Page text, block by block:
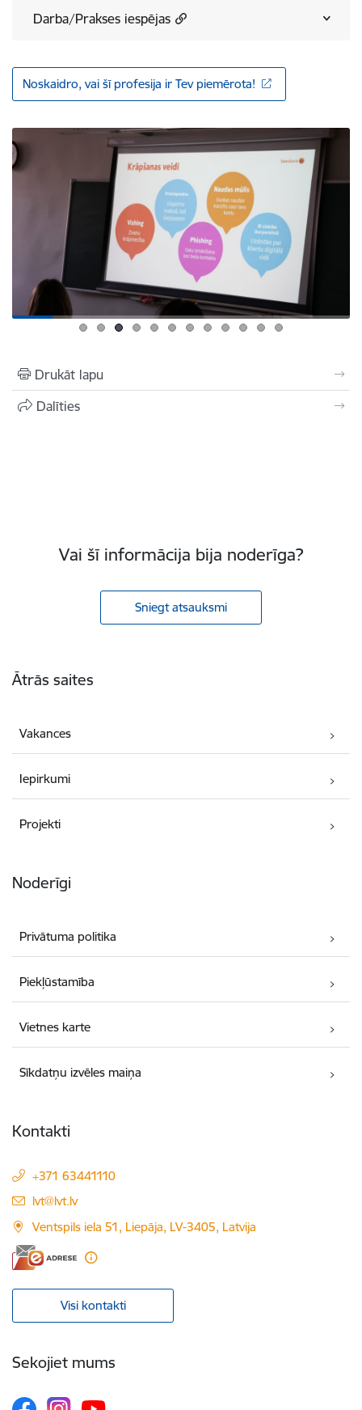
Darba/Prakses iespējas
Noskaidro, vai šī profesija ir Tev piemērota!
Drukāt lapu
Dalīties
Vai šī informācija bija noderīga?
Sniegt atsauksmi
Ātrās saites
Vakances
Iepirkumi
Projekti
Noderīgi
Privātuma politika
Piekļūstamība
Vietnes karte
Sīkdatņu izvēles maiņa
Kontakti
+371 63441110
E-pasts:
lvt@lvt.lv
Ventspils iela 51, Liepāja, LV-3405, Latvija
Visi kontakti
Sekojiet mums